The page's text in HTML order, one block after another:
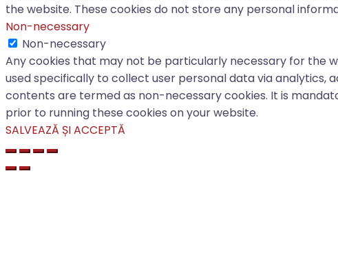
the website. These cookies do not store any personal
Non-necessary
Non-necessary
Any cookies that may not be particularly necessary for the
used specifically to collect user personal data via analytics,
contents are termed as non-necessary cookies. It is
prior to running these cookies on your website.
SALVEAZĂ ȘI ACCEPTĂ